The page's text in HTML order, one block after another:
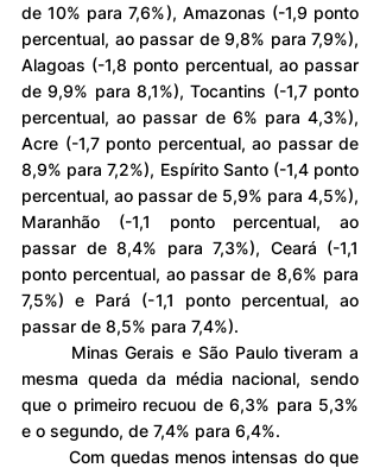
de 10% para 7,6%), Amazonas (-1,9 ponto
percentual, ao passar de 9,8% para 7,9%),
Alagoas (-1,8 ponto percentual, ao passar
de 9,9% para 8,1%), Tocantins (-1,7 ponto
percentual, ao passar de 6% para 4,3%),
Acre (-1,7 ponto percentual, ao passar de
8,9% para 7,2%), Espírito Santo (-1,4 ponto
percentual, ao passar de 5,9% para 4,5%),
Maranhão (-1,1 ponto percentual, ao
passar de 8,4% para 7,3%), Ceará (-1,1
ponto percentual, ao passar de 8,6% para
7,5%) e Pará (-1,1 ponto percentual, ao
passar de 8,5% para 7,4%).
mesma queda da média nacional, sendo
que o primeiro recuou de 6,3% para 5,3%
e o segundo, de 7,4% para 6,4%.
	Com quedas menos intensas do que